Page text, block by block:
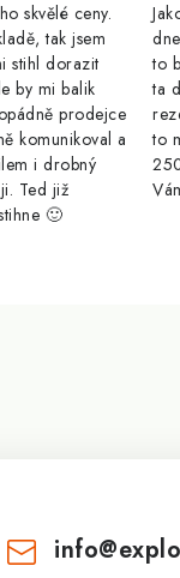
skvělé ceny.
tak jsem
stihl dorazit
by mi balik
prodejce
komunikoval a
i drobný
Ted již
🙂
to
ta
to
info@